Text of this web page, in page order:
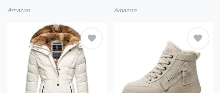
Amazon Amazon